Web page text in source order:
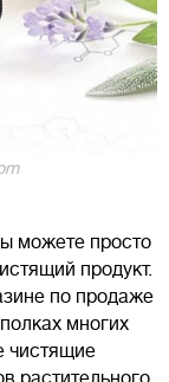
можете просто
продукт.
по продаже
многих
чистящие